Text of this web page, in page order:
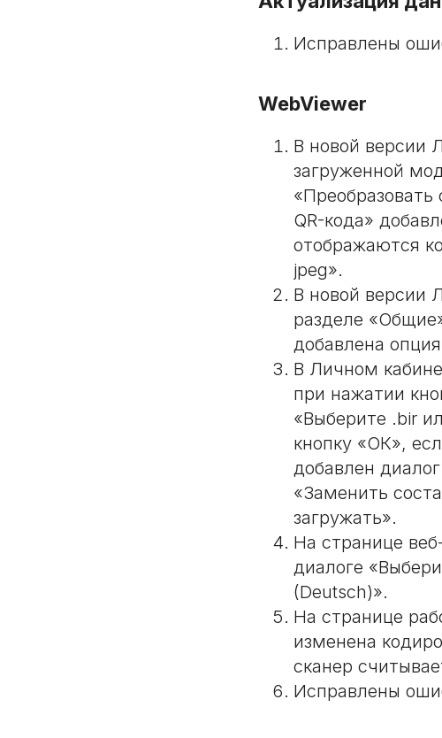
Исправлены
WebViewer
В новой версии
загруженной
QR-кода»
отображаются
jpeg».
В новой версии
разделе
добавлена
В Личном
при нажатии
«Выберите .bir
кнопку «ОК»,
добавлен
«Заменить
загружать».
На странице
диалоге
(Deutsch)».
На странице
изменена
сканер
Исправлены